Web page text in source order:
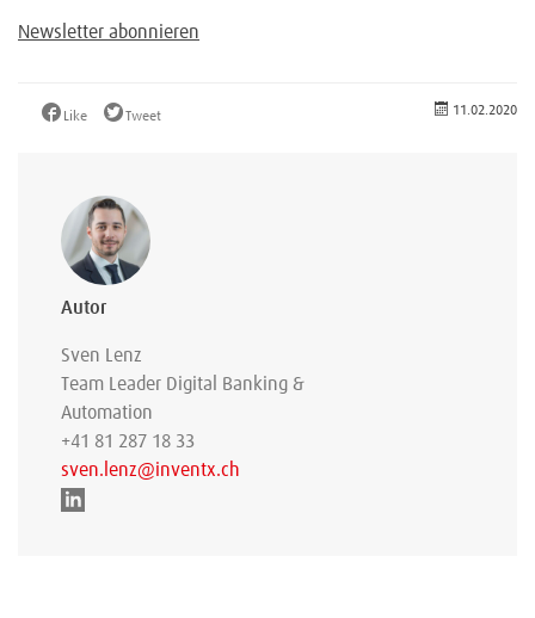
Newsletter abonnieren
Like Tweet 11.02.2020
Autor
Sven Lenz
Team Leader Digital Banking &
Automation
+41 81 287 18 33
sven.lenz@inventx.ch